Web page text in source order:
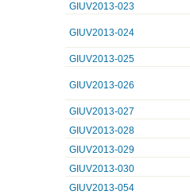
GIUV2013-023
GIUV2013-024
GIUV2013-025
GIUV2013-026
GIUV2013-027
GIUV2013-028
GIUV2013-029
GIUV2013-030
GIUV2013-054